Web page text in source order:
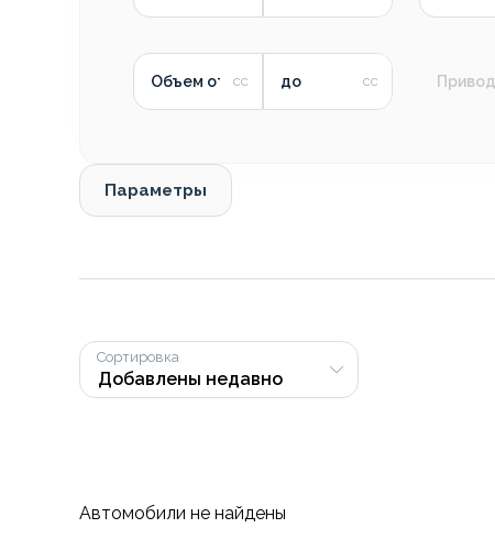
Объем от до Привод
Параметры
Сортировка
Автомобили не найдены